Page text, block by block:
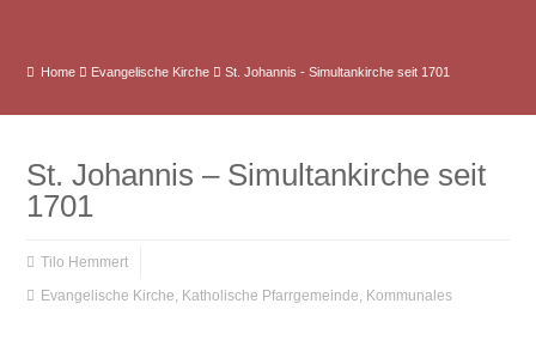
Home Evangelische Kirche St. Johannis - Simultankirche seit 1701
St. Johannis – Simultankirche seit
1701
Tilo Hemmert
Evangelische Kirche, Katholische Pfarrgemeinde, Kommunales